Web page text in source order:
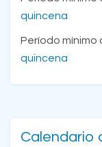
quincena
Período mínimo
quincena
Calendario